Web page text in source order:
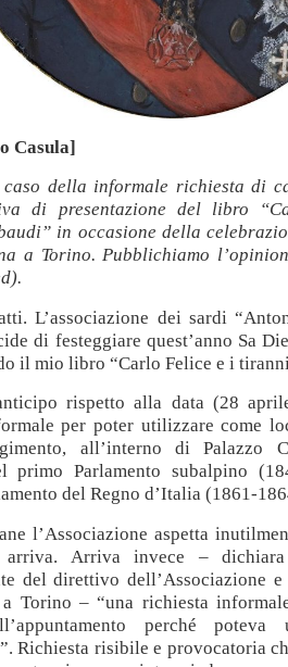
Casula]
della informale richiesta di
di presentazione del libro
in occasione della
a Torino. Pubblichiamo
L’associazione dei sardi
di festeggiare quest’anno Sa
il mio libro “Carlo Felice e i
rispetto alla data (28
per poter utilizzare come
all’interno di Palazzo
primo Parlamento subalpino
del Regno d’Italia (1861-
l’Associazione aspetta
Arriva invece – dichiara
del direttivo dell’Associazione
a Torino – “una richiesta
perché poteva
Richiesta risibile e provocatoria